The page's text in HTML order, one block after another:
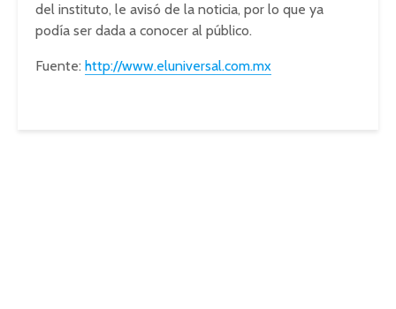
del instituto, le avisó de la noticia, por lo que ya
podía ser dada a conocer al público.
Fuente: http://www.eluniversal.com.mx